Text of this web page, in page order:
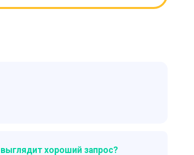
выглядит хороший запрос?